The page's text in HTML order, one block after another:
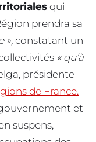
qui
prendra sa
»,constatant un
« qu’à
présidente
de France.
et
suspens,